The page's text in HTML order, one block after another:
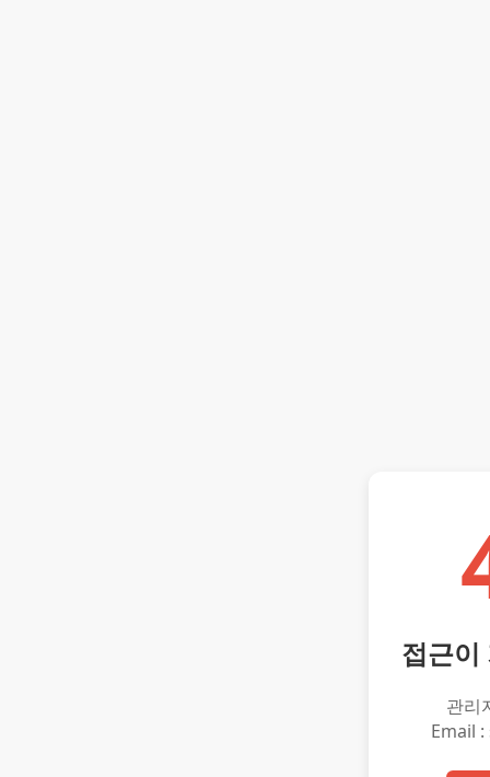
접근이
관리
Email